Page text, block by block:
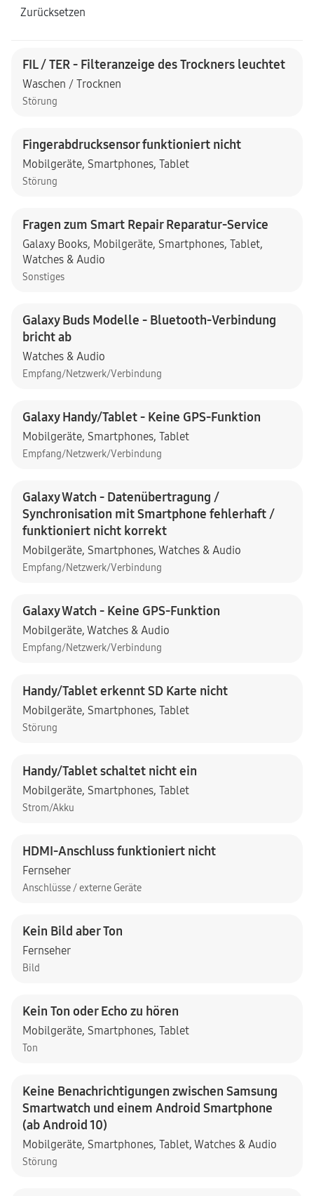
Zurücksetzen
FIL / TER - Filteranzeige des Trockners leuchtet
Waschen / Trocknen
Störung
Fingerabdrucksensor funktioniert nicht
Mobilgeräte, Smartphones, Tablet
Störung
Fragen zum Smart Repair Reparatur-Service
Galaxy Books, Mobilgeräte, Smartphones, Tablet,
Watches & Audio
Sonstiges
Galaxy Buds Modelle - Bluetooth-Verbindung
bricht ab
Watches & Audio
Empfang/Netzwerk/Verbindung
Galaxy Handy/Tablet - Keine GPS-Funktion
Mobilgeräte, Smartphones, Tablet
Empfang/Netzwerk/Verbindung
Galaxy Watch - Datenübertragung /
Synchronisation mit Smartphone fehlerhaft /
funktioniert nicht korrekt
Mobilgeräte, Smartphones, Watches & Audio
Empfang/Netzwerk/Verbindung
Galaxy Watch - Keine GPS-Funktion
Mobilgeräte, Watches & Audio
Empfang/Netzwerk/Verbindung
Handy/Tablet erkennt SD Karte nicht
Mobilgeräte, Smartphones, Tablet
Störung
Handy/Tablet schaltet nicht ein
Mobilgeräte, Smartphones, Tablet
Strom/Akku
HDMI-Anschluss funktioniert nicht
Fernseher
Anschlüsse / externe Geräte
Kein Bild aber Ton
Fernseher
Bild
Kein Ton oder Echo zu hören
Mobilgeräte, Smartphones, Tablet
Ton
Keine Benachrichtigungen zwischen Samsung
Smartwatch und einem Android Smartphone
(ab Android 10)
Mobilgeräte, Smartphones, Tablet, Watches & Audio
Störung